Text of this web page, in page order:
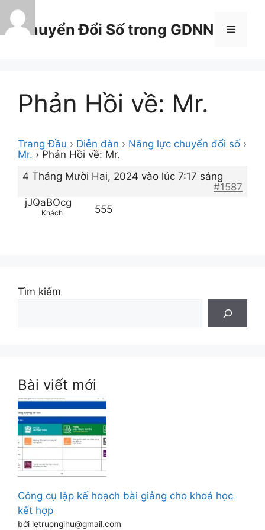
Chuyển
đến
nội
Chuyển Đổi Số trong GDNN Menu
Phản Hồi về: Mr.
Trang Đầu › Diễn đàn › Năng lực chuyển đổi số ›
Mr. › Phản Hồi về: Mr.
4 Tháng Mười Hai, 2024 vào lúc 7:17 sáng
#1587
jJQaBOcg
Khách 555
Tìm kiếm
Bài viết mới
Công cụ lập kế hoạch bài giảng cho khoá học
kết hợp
bởi letruonglhu@gmail.com